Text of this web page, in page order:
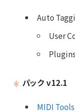
Auto
User
Plugins
パック v12.1
MIDI Tools